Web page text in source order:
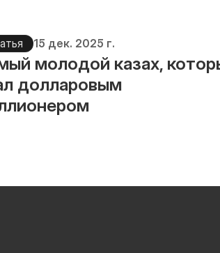
15 дек. 2025 г.
молодой казах,
долларовым